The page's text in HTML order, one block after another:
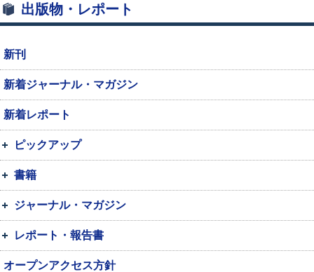
出版物・レポート
新刊
新着ジャーナル・マガジン
新着レポート
ピックアップ
書籍
ジャーナル・マガジン
レポート・報告書
オープンアクセス方針